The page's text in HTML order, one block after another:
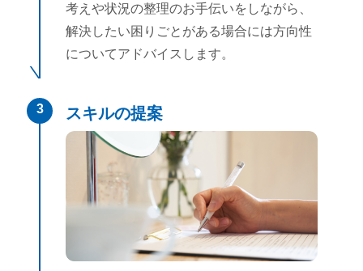
考えや状況の整理のお手伝いをしながら、
解決したい困りごとがある場合には方向性
についてアドバイスします。
3 スキルの提案